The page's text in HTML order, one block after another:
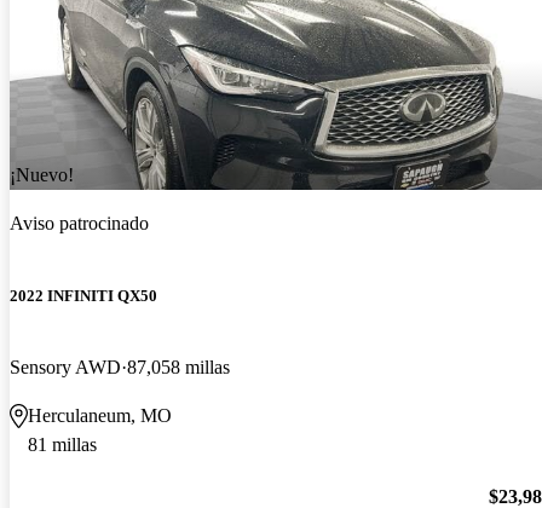
¡Nuevo!
Aviso patrocinado
2022 INFINITI QX50
Sensory AWD 87,058 millas
Herculaneum, MO
81 millas